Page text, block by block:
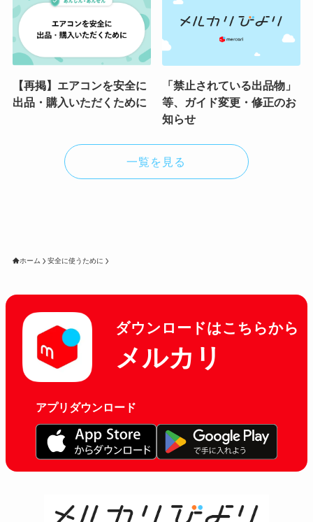
【再掲】エアコンを安全に
出品・購入いただくために
「禁止されている出品物」
等、ガイド変更・修正のお
知らせ
一覧を見る
ホーム 安全に使うために
ダウンロードはこちらから
メルカリ
アプリダウンロード